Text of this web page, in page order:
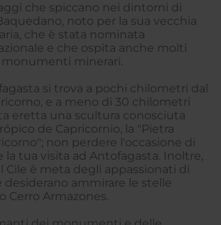
che spiccano nei dintorni di
noto per la sua vecchia
che è stata nominata
e che ospita anche molti
minerari.
si trova a pochi chilometri dal
e a meno di 30 chilometri
eretta una scultura conosciuta
de Capricornio, la "Pietra
non perdere l'occasione di
la tua visita ad Antofagasta. Inoltre,
Cile è meta degli appassionati di
desiderano ammirare le stelle
Cerro Armazones.